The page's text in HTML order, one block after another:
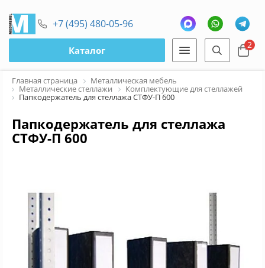
+7 (495) 480-05-96
Каталог 2
Главная страница Металлическая мебель
Металлические стеллажи Комплектующие для стеллажей
Папкодержатель для стеллажа СТФУ-П 600
Папкодержатель для стеллажа
СТФУ-П 600